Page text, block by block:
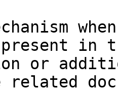
in
or